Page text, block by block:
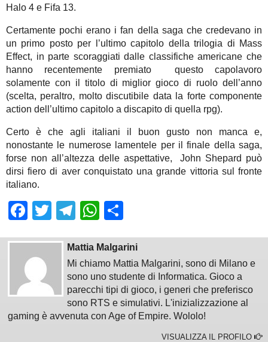
Halo 4 e Fifa 13.
Certamente pochi erano i fan della saga che credevano in
un primo posto per l’ultimo capitolo della trilogia di Mass
Effect, in parte scoraggiati dalle classifiche americane che
hanno recentemente premiato questo capolavoro
solamente con il titolo di miglior gioco di ruolo dell’anno
(scelta, peraltro, molto discutibile data la forte componente
action dell’ultimo capitolo a discapito di quella rpg).
Certo è che agli italiani il buon gusto non manca e,
nonostante le numerose lamentele per il finale della saga,
forse non all’altezza delle aspettative, John Shepard può
dirsi fiero di aver conquistato una grande vittoria sul fronte
italiano.
Facebook
Twitter
Telegram
WhatsApp
Mattia Malgarini
Mi chiamo Mattia Malgarini, sono di Milano e
sono uno studente di Informatica. Gioco a
parecchi tipi di gioco, i generi che preferisco
sono RTS e simulativi. L'inizializzazione al
gaming è avvenuta con Age of Empire. Wololo!
VISUALIZZA IL PROFILO